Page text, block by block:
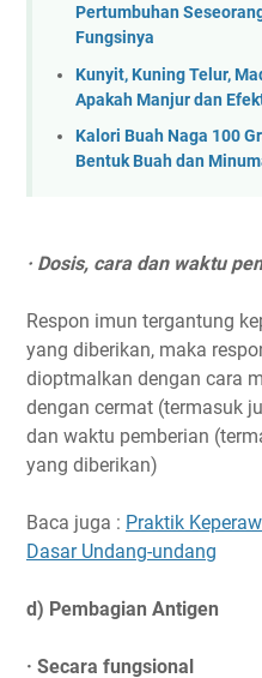
Pertumbuhan
Fungsinya
Kunyit, Kuning Telur,
Apakah Manjur dan
Kalori Buah Naga 100
Bentuk Buah dan
· Dosis, cara dan waktu
Respon imun tergantung
yang diberikan, maka
dioptmalkan dengan cara
dengan cermat (termasuk
dan waktu pemberian
yang diberikan)
Baca juga : Praktik
Dasar Undang-undang
d) Pembagian Antigen
· Secara fungsional